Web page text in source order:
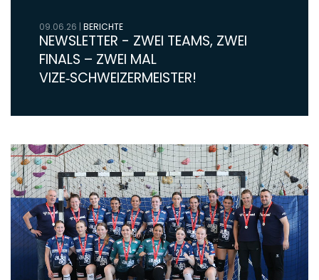
09.06.26 | BERICHTE
NEWSLETTER - ZWEI TEAMS, ZWEI
FINALS – ZWEI MAL
VIZE‑SCHWEIZERMEISTER!